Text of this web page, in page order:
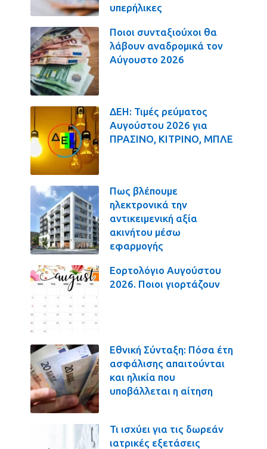
υπερήλικες
Ποιοι συνταξιούχοι θα
λάβουν αναδρομικά τον
Αύγουστο 2026
ΔΕΗ: Τιμές ρεύματος
Αυγούστου 2026 για
ΠΡΑΣΙΝΟ, ΚΙΤΡΙΝΟ, ΜΠΛΕ
Πως βλέπουμε
ηλεκτρονικά την
αντικειμενική αξία
ακινήτου μέσω
εφαρμογής
Εορτολόγιο Αυγούστου
2026. Ποιοι γιορτάζουν
Εθνική Σύνταξη: Πόσα έτη
ασφάλισης απαιτούνται
και ηλικία που
υποβάλλεται η αίτηση
Τι ισχύει για τις δωρεάν
ιατρικές εξετάσεις